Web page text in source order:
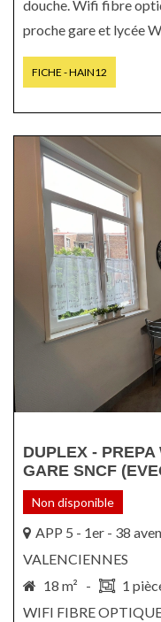
douche. Wifi fibre
proche gare et lycée
FICHE - HAIN12
DUPLEX -
GARE SNCF
Non disponible
APP 5 - 1er - 38
VALENCIENNES
18 m² -
1
WIFI FIBRE